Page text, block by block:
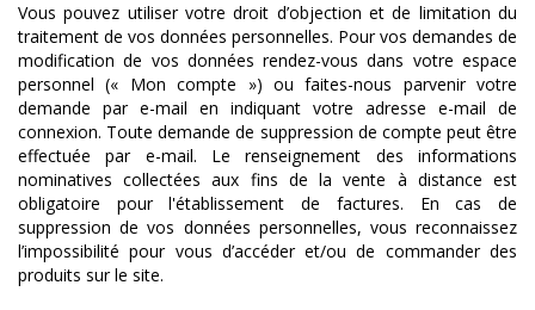
Vous pouvez utiliser votre droit d’objection et de limitation du
traitement de vos données personnelles. Pour vos demandes de
modification de vos données rendez-vous dans votre espace
personnel (« Mon compte ») ou faites-nous parvenir votre
demande par e-mail en indiquant votre adresse e-mail de
connexion. Toute demande de suppression de compte peut être
effectuée par e-mail. Le renseignement des informations
nominatives collectées aux fins de la vente à distance est
obligatoire pour l'établissement de factures. En cas de
suppression de vos données personnelles, vous reconnaissez
l’impossibilité pour vous d’accéder et/ou de commander des
produits sur le site.